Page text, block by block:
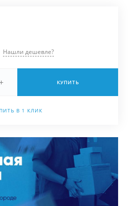
Нашли дешевле?
КУПИТЬ
В 1 КЛИК